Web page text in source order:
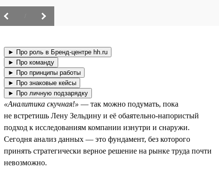
► Про роль в Бренд-центре hh.ru
► Про команду
► Про принципы работы
► Про знаковые кейсы
► Про личную подзарядку
«Аналитика скучная!» — так можно подумать, пока
не встретишь Лену Зельдину и её обаятельно-напористый
подход к исследованиям компании изнутри и снаружи.
Сегодня анализ данных — это фундамент, без которого
принять стратегически верное решение на рынке труда почти
невозможно.